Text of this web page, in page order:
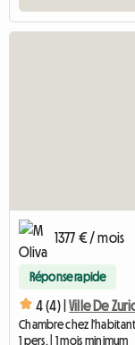
1377 € / mois
Réponse rapide
4 (4) | Ville De
1 pers. | 1 mois minimum